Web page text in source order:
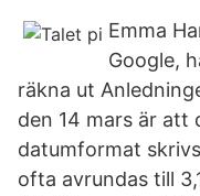
Emma
Google,
räkna ut
den 14 mars är att
datumformat
ofta avrundas till